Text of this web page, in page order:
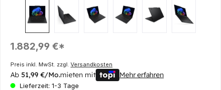
Regulärer Preis:
1.882,99 €*
Preis inkl. MwSt. zzgl. Versandkosten
Ab 51,99 €/Mo.mieten mit Mehr erfahren
Lieferzeit: 1-3 Tage